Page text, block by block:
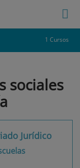
1 Cursos
sociales
Jurídico